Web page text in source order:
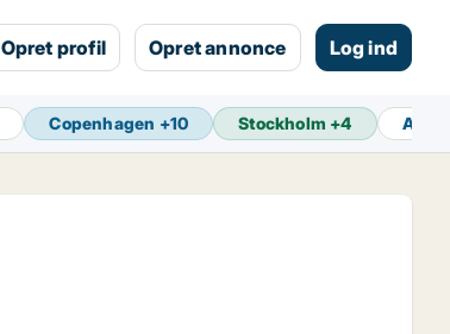
Opret profil Opret annonce Log ind
Copenhagen +10 Stockholm +4